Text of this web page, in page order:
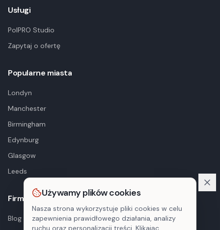
Usługi
PolPRO Studio
Zapytaj o ofertę
Popularne miasta
Londyn
Manchester
Birmingham
Edynburg
Glasgow
Leeds
Firma
Blog
Używamy plików cookies
Nasza strona wykorzystuje pliki cookies w celu
zapewnienia prawidłowego działania, analizy
ruchu oraz personalizacji treści. Klikając